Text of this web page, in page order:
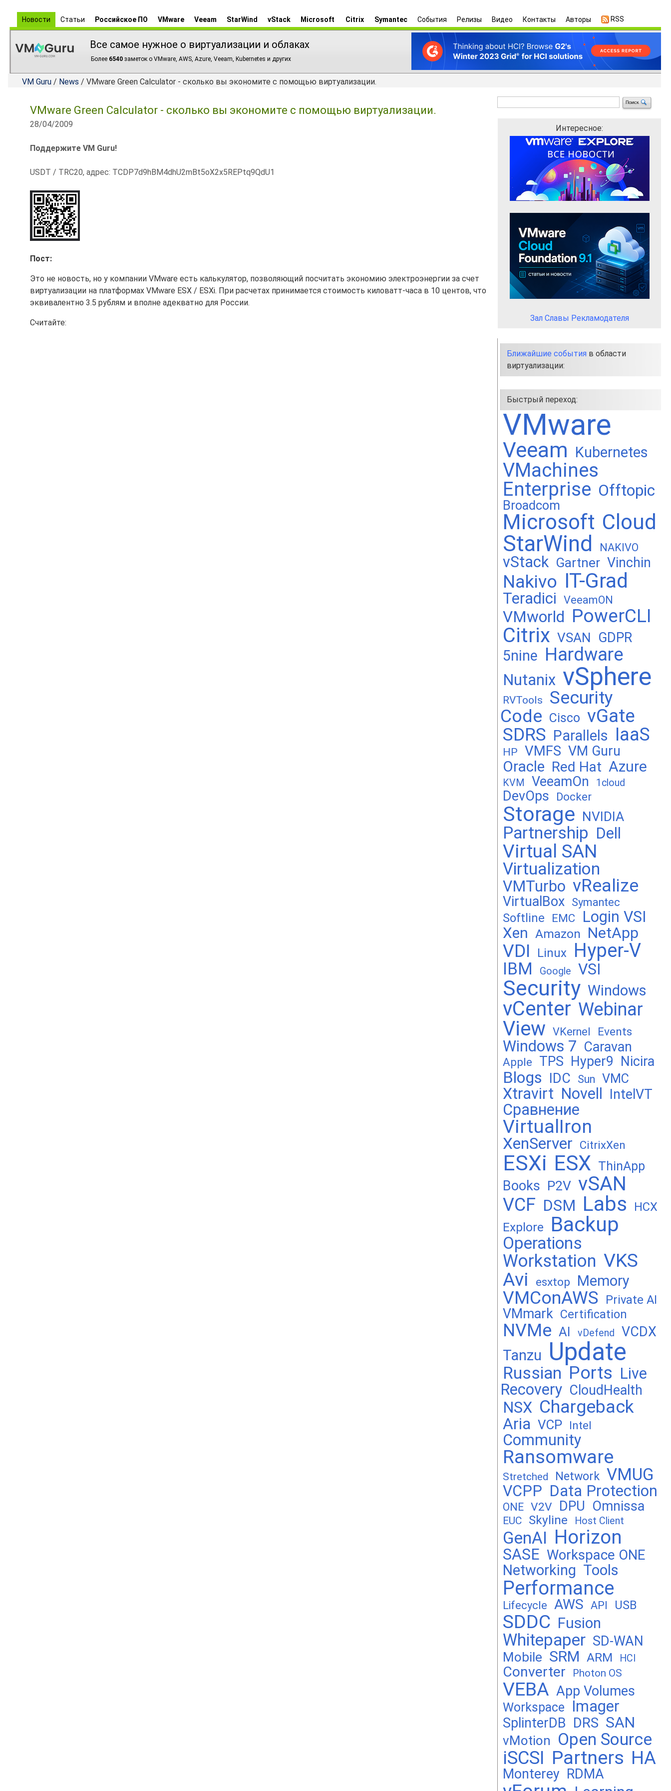
Новости Статьи Российское ПО VMware Veeam StarWind vStack Microsoft Citrix Symantec События Релизы Видео Контакты Авторы RSS
Все самое нужное о виртуализации и облаках
Более 6540 заметок о VMware, AWS, Azure, Veeam, Kubernetes и других
VM Guru / News / VMware Green Calculator - сколько вы экономите с помощью виртуализации.
VMware Green Calculator - сколько вы экономите с помощью виртуализации.
28/04/2009
Поддержите VM Guru!
USDT / TRC20, адрес: TCDP7d9hBM4dhU2mBt5oX2x5REPtq9QdU1
Пост:
Это не новость, но у компании VMware есть калькулятор, позволяющий посчитать экономию электроэнергии за счет
виртуализации на платформах VMware ESX / ESXi. При расчетах принимается стоимость киловатт-часа в 10 центов, что
эквивалентно 3.5 рублям и вполне адекватно для России.
Считайте:
Интересное:
Зал Славы Рекламодателя
Ближайшие события в области
виртуализации:
Быстрый переход:
VMware
Veeam Kubernetes
VMachines
Enterprise Offtopic
Broadcom
Microsoft Cloud
StarWind NAKIVO
vStack Gartner Vinchin
Nakivo IT-Grad
Teradici VeeamON
VMworld PowerCLI
Citrix VSAN GDPR
5nine Hardware
Nutanix vSphere
RVTools
Security
Code Cisco vGate
SDRS Parallels IaaS
HP VMFS VM Guru
Oracle Red Hat Azure
KVM VeeamOn 1cloud
DevOps Docker
Storage NVIDIA
Partnership Dell
Virtual SAN
Virtualization
VMTurbo vRealize
VirtualBox Symantec
Softline EMC
Login VSI
Xen Amazon NetApp
VDI Linux Hyper-V
IBM Google VSI
Security Windows
vCenter Webinar
View VKernel Events
Windows 7 Caravan
Apple TPS Hyper9 Nicira
Blogs IDC Sun VMC
Xtravirt Novell IntelVT
Сравнение
VirtualIron
XenServer CitrixXen
ESXi ESX ThinApp
Books P2V vSAN
VCF DSM Labs HCX
Explore Backup
Operations
Workstation VKS
Avi
esxtop Memory
VMConAWS Private AI
VMmark Certification
NVMe AI vDefend VCDX
Tanzu Update
Russian Ports Live
Recovery CloudHealth
NSX Chargeback
Aria VCP Intel
Community
Ransomware
Stretched Network VMUG
VCPP Data Protection
ONE V2V DPU Omnissa
EUC Skyline Host Client
GenAI Horizon
SASE Workspace ONE
Networking Tools
Performance
Lifecycle AWS API USB
SDDC Fusion
Whitepaper SD-WAN
Mobile SRM ARM HCI
Converter Photon OS
VEBA App Volumes
Workspace Imager
SplinterDB DRS SAN
vMotion Open Source
iSCSI Partners HA
Monterey RDMA